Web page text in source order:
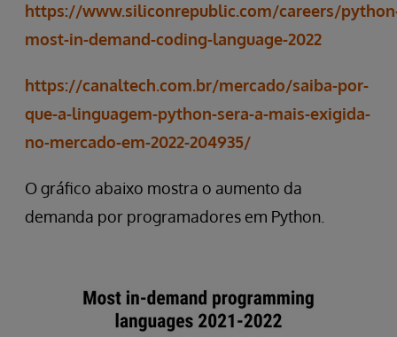
https://www.siliconrepublic.com/careers/
most-in-demand-coding-language-2022
https://canaltech.com.br/mercado/saiba-por-
que-a-linguagem-python-sera-a-mais-exigida-
no-mercado-em-2022-204935/
O gráfico abaixo mostra o aumento da
demanda por programadores em Python.